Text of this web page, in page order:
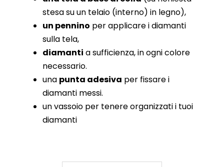
stesa su un telaio (interno) in legno),
un pennino per applicare i diamanti
sulla tela,
diamanti a sufficienza, in ogni colore
necessario.
una punta adesiva per fissare i
diamanti messi.
un vassoio per tenere organizzati i tuoi
diamanti